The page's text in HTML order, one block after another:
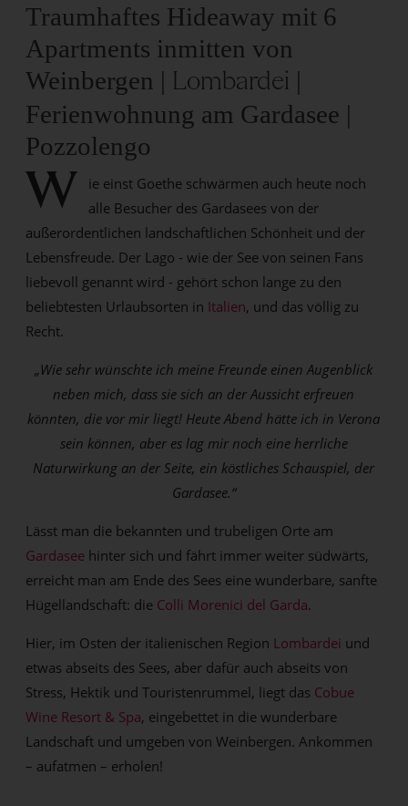
Traumhaftes Hideaway mit 6
Apartments inmitten von
Weinbergen | Lombardei |
Ferienwohnung am Gardasee |
Pozzolengo
W
ie einst Goethe schwärmen auch heute noch
alle Besucher des Gardasees von der
außerordentlichen landschaftlichen Schönheit und der
Lebensfreude. Der Lago - wie der See von seinen Fans
liebevoll genannt wird - gehört schon lange zu den
beliebtesten Urlaubsorten in Italien, und das völlig zu
Recht.
„Wie sehr wünschte ich meine Freunde einen Augenblick
neben mich, dass sie sich an der Aussicht erfreuen
könnten, die vor mir liegt! Heute Abend hätte ich in Verona
sein können, aber es lag mir noch eine herrliche
Naturwirkung an der Seite, ein köstliches Schauspiel, der
Gardasee.“
Lässt man die bekannten und trubeligen Orte am
Gardasee hinter sich und fährt immer weiter südwärts,
erreicht man am Ende des Sees eine wunderbare, sanfte
Hügellandschaft: die Colli Morenici del Garda.
Hier, im Osten der italienischen Region Lombardei und
etwas abseits des Sees, aber dafür auch abseits von
Stress, Hektik und Touristenrummel, liegt das Cobue
Wine Resort & Spa, eingebettet in die wunderbare
Landschaft und umgeben von Weinbergen. Ankommen
– aufatmen – erholen!